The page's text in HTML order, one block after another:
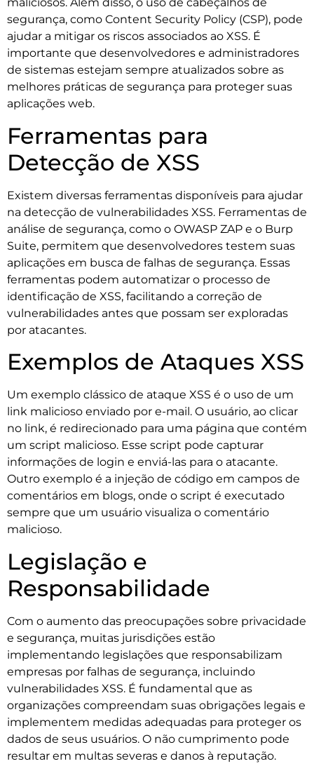
maliciosos. Além disso, o uso de cabeçalhos de
segurança, como Content Security Policy (CSP), pode
ajudar a mitigar os riscos associados ao XSS. É
importante que desenvolvedores e administradores
de sistemas estejam sempre atualizados sobre as
melhores práticas de segurança para proteger suas
aplicações web.
Ferramentas para
Detecção de XSS
Existem diversas ferramentas disponíveis para ajudar
na detecção de vulnerabilidades XSS. Ferramentas de
análise de segurança, como o OWASP ZAP e o Burp
Suite, permitem que desenvolvedores testem suas
aplicações em busca de falhas de segurança. Essas
ferramentas podem automatizar o processo de
identificação de XSS, facilitando a correção de
vulnerabilidades antes que possam ser exploradas
por atacantes.
Exemplos de Ataques XSS
Um exemplo clássico de ataque XSS é o uso de um
link malicioso enviado por e-mail. O usuário, ao clicar
no link, é redirecionado para uma página que contém
um script malicioso. Esse script pode capturar
informações de login e enviá-las para o atacante.
Outro exemplo é a injeção de código em campos de
comentários em blogs, onde o script é executado
sempre que um usuário visualiza o comentário
malicioso.
Legislação e
Responsabilidade
Com o aumento das preocupações sobre privacidade
e segurança, muitas jurisdições estão
implementando legislações que responsabilizam
empresas por falhas de segurança, incluindo
vulnerabilidades XSS. É fundamental que as
organizações compreendam suas obrigações legais e
implementem medidas adequadas para proteger os
dados de seus usuários. O não cumprimento pode
resultar em multas severas e danos à reputação.